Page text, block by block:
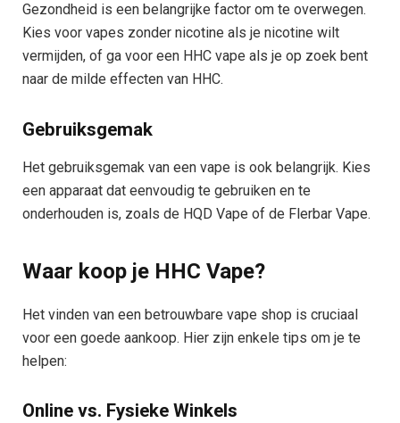
Gezondheid is een belangrijke factor om te overwegen.
Kies voor vapes zonder nicotine als je nicotine wilt
vermijden, of ga voor een HHC vape als je op zoek bent
naar de milde effecten van HHC.
Gebruiksgemak
Het gebruiksgemak van een vape is ook belangrijk. Kies
een apparaat dat eenvoudig te gebruiken en te
onderhouden is, zoals de HQD Vape of de Flerbar Vape.
Waar koop je HHC Vape?
Het vinden van een betrouwbare vape shop is cruciaal
voor een goede aankoop. Hier zijn enkele tips om je te
helpen:
Online vs. Fysieke Winkels